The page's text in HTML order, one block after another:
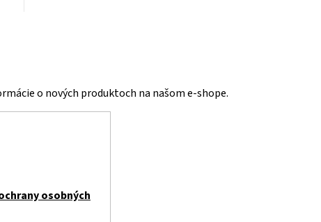
o nových produktoch na našom e-shope.
osobných